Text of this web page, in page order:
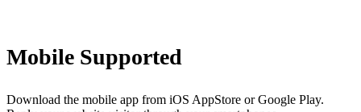
Mobile Supported
Download the mobile app from iOS AppStore or Google Play.